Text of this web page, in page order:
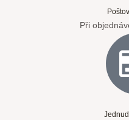
Při